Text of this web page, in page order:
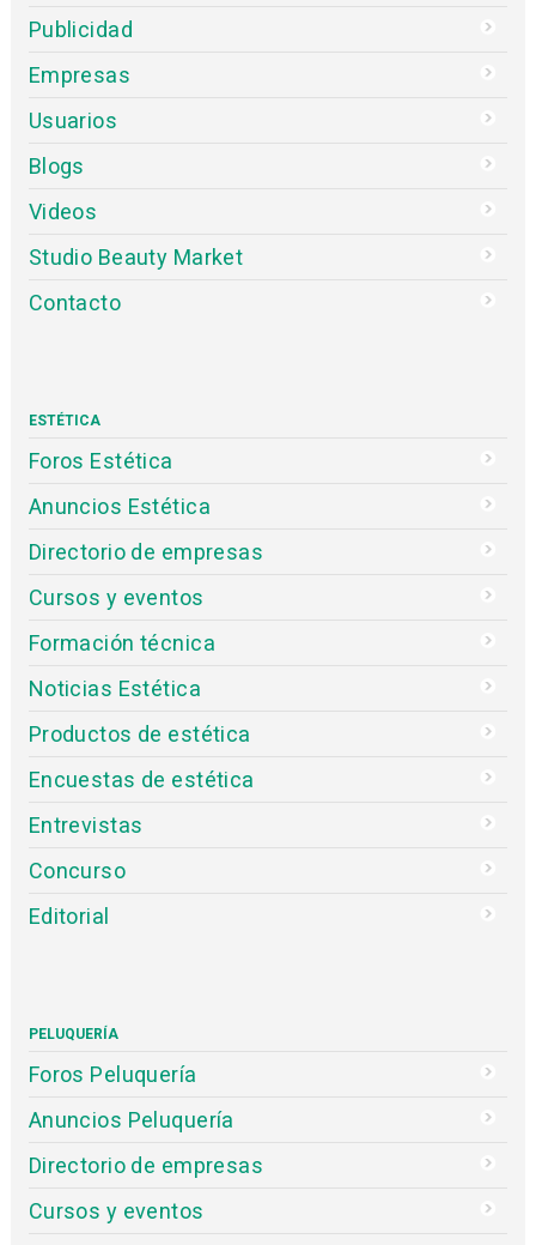
Publicidad
Empresas
Usuarios
Blogs
Videos
Studio Beauty Market
Contacto
ESTÉTICA
Foros Estética
Anuncios Estética
Directorio de empresas
Cursos y eventos
Formación técnica
Noticias Estética
Productos de estética
Encuestas de estética
Entrevistas
Concurso
Editorial
PELUQUERÍA
Foros Peluquería
Anuncios Peluquería
Directorio de empresas
Cursos y eventos